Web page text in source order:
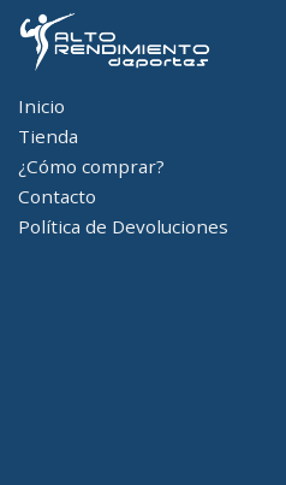
Inicio
Tienda
¿Cómo comprar?
Contacto
Política de Devoluciones